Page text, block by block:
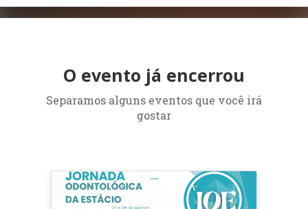
O evento já encerrou
Separamos alguns eventos que você irá
gostar